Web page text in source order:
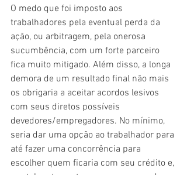
O medo que foi imposto aos
trabalhadores pela eventual perda da
ação, ou arbitragem, pela onerosa
sucumbência, com um forte parceiro
fica muito mitigado. Além disso, a longa
demora de um resultado final não mais
os obrigaria a aceitar acordos lesivos
com seus diretos possíveis
devedores/empregadores. No mínimo,
seria dar uma opção ao trabalhador para
até fazer uma concorrência para
escolher quem ficaria com seu crédito e,